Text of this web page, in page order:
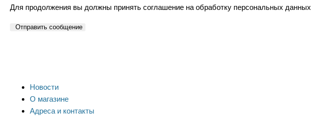
Для продолжения вы должны принять соглашение на обработку персональных данных
Отправить сообщение
Новости
О магазине
Адреса и контакты